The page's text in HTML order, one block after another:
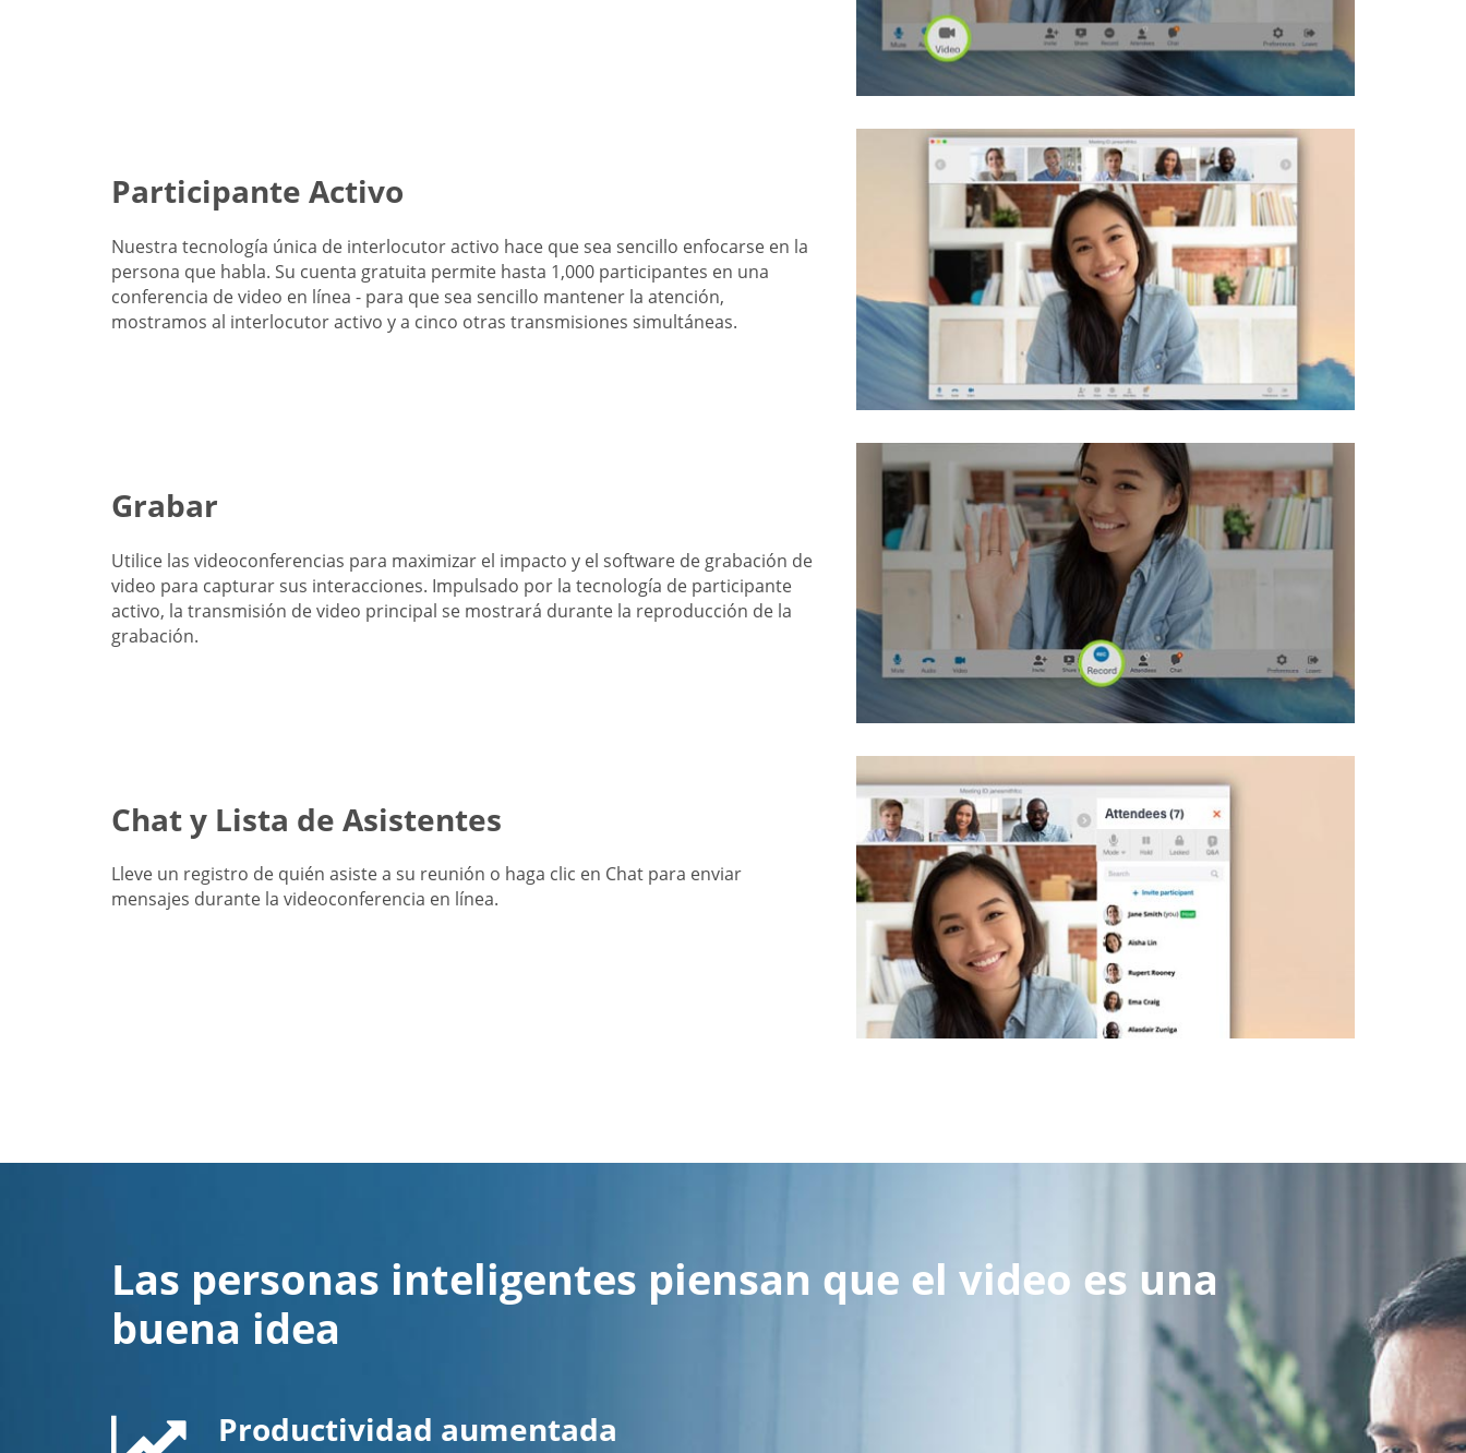
Participante Activo
Nuestra tecnología única de interlocutor activo hace que sea sencillo enfocarse en la
persona que habla. Su cuenta gratuita permite hasta 1,000 participantes en una
conferencia de video en línea - para que sea sencillo mantener la atención,
mostramos al interlocutor activo y a cinco otras transmisiones simultáneas.
Grabar
Utilice las videoconferencias para maximizar el impacto y el software de grabación de
video para capturar sus interacciones. Impulsado por la tecnología de participante
activo, la transmisión de video principal se mostrará durante la reproducción de la
grabación.
Chat y Lista de Asistentes
Lleve un registro de quién asiste a su reunión o haga clic en Chat para enviar
mensajes durante la videoconferencia en línea.
Las personas inteligentes piensan que el video es una
buena idea
Productividad aumentada